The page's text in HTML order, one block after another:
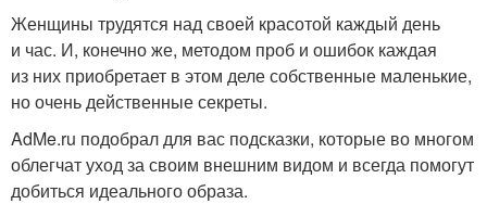
Женщины трудятся над своей красотой каждый день
и час. И, конечно же, методом проб и ошибок каждая
из них приобретает в этом деле собственные маленькие,
но очень действенные секреты.
AdMe.ru подобрал для вас подсказки, которые во многом
облегчат уход за своим внешним видом и всегда помогут
добиться идеального образа.